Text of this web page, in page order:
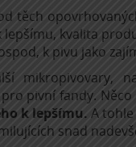
těch
lepšímu, kvalita
k pivu jako
mikropivovary,
pivní fandy. Něco
k lepšímu. A
snad